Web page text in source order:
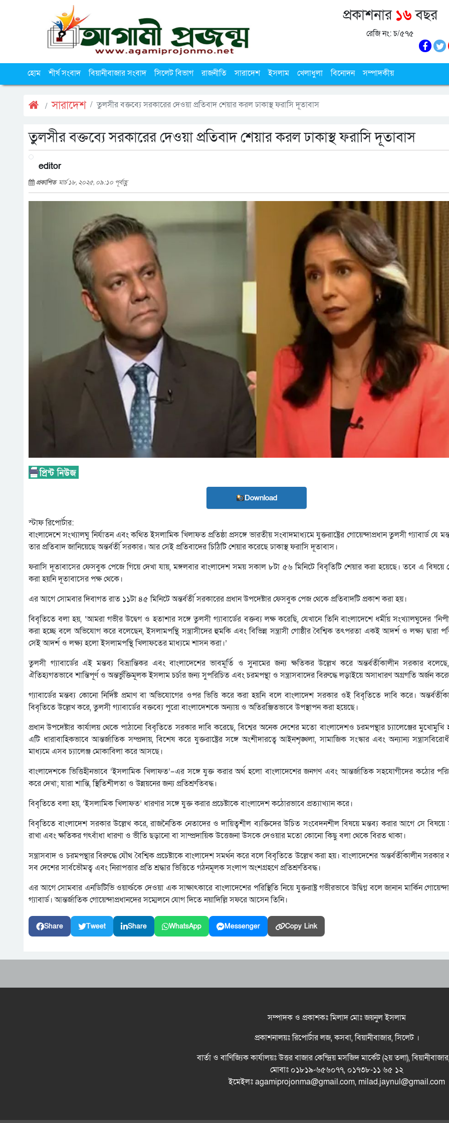
প্রকাশনার ১৬বছর
রেজি নং: চ/৫৭৫
হোম শীর্ষ সংবাদ বিয়ানীবাজার সংবাদ সিলেট বিভাগ রাজনীতি সারাদেশ ইসলাম খেলাধুলা বিনোদন সম্পাদকীয়
সারাদেশ তুলসীর বক্তব্যে সরকারের দেওয়া প্রতিবাদ শেয়ার করল ঢাকাস্থ ফরাসি দূতাবাস
তুলসীর বক্তব্যে সরকারের দেওয়া প্রতিবাদ শেয়ার করল ঢাকাস্থ ফরাসি দূতাবাস
editor
প্রকাশিত মার্চ ১৮, ২০২৫, ০৯:১০ পূর্বাহ্ণ
Download
স্টাফ রিপোর্টার:
বাংলাদেশে সংখ্যালঘু নির্যাতন এবং কথিত ইসলামিক খিলাফত প্রতিষ্ঠা প্রসঙ্গে ভারতীয় সংবাদমাধ্যমে যুক্তরাষ্ট্রের গোয়েন্দাপ্রধান তুলসী গ্যাবার্ড যে
তার প্রতিবাদ জানিয়েছে অন্তর্বর্তী সরকার। আর সেই প্রতিবাদের চিঠিটি শেয়ার করেছে ঢাকাস্থ ফরাসি দূতাবাস।
ফরাসি দূতাবাসের ফেসবুক পেজে গিয়ে দেখা যায়, মঙ্গলবার বাংলাদেশ সময় সকাল ৮টা ৫৬ মিনিটে বিবৃতিটি শেয়ার করা হয়েছে। তবে এ বিষয়ে
করা হয়নি দূতাবাসের পক্ষ থেকে।
এর আগে সোমবার দিবাগত রাত ১১টা ৪৫ মিনিটে অন্তর্বর্তী সরকারের প্রধান উপদেষ্টার ফেসবুক পেজ থেকে প্রতিবাদটি প্রকাশ করা হয়।
বিবৃতিতে বলা হয়, ‘আমরা গভীর উদ্বেগ ও হতাশার সঙ্গে তুলসী গ্যাবার্ডের বক্তব্য লক্ষ করেছি, যেখানে তিনি বাংলাদেশে ধর্মীয় সংখ্যালঘুদের
করা হচ্ছে বলে অভিযোগ করে বলেছেন, ইসলামপন্থি সন্ত্রাসীদের হুমকি এবং বিভিন্ন সন্ত্রাসী গোষ্ঠীর বৈশ্বিক তৎপরতা একই আদর্শ ও লক্ষ্য দ্বারা
সেই আদর্শ ও লক্ষ্য হলো ইসলামপন্থি খিলাফতের মাধ্যমে শাসন করা।’
তুলসী গ্যাবার্ডের এই মন্তব্য বিভ্রান্তিকর এবং বাংলাদেশের ভাবমূর্তি ও সুনামের জন্য ক্ষতিকর উল্লেখ করে অন্তর্বর্তীকালীন সরকার
ঐতিহ্যগতভাবে শান্তিপূর্ণ ও অন্তর্ভুক্তিমূলক ইসলাম চর্চার জন্য সুপরিচিত এবং চরমপন্থা ও সন্ত্রাসবাদের বিরুদ্ধে লড়াইয়ে অসাধারণ অগ্রগতি অর্জন
গ্যাবার্ডের মন্তব্য কোনো নির্দিষ্ট প্রমাণ বা অভিযোগের ওপর ভিত্তি করে করা হয়নি বলে বাংলাদেশ সরকার ওই বিবৃতিতে দাবি করে।
বিবৃতিতে উল্লেখ করে, তুলসী গ্যাবার্ডের বক্তব্যে পুরো বাংলাদেশকে অন্যায় ও অতিরঞ্জিতভাবে উপস্থাপন করা হয়েছে।
প্রধান উপদেষ্টার কার্যালয় থেকে পাঠানো বিবৃতিতে সরকার দাবি করেছে, বিশ্বের অনেক দেশের মতো বাংলাদেশও চরমপন্থার চ্যালেঞ্জের
এটি ধারাবাহিকভাবে আন্তর্জাতিক সম্প্রদায়, বিশেষ করে যুক্তরাষ্ট্রের সঙ্গে অংশীদারত্বে আইনশৃঙ্খলা, সামাজিক সংস্কার এবং অন্যান্য
মাধ্যমে এসব চ্যালেঞ্জ মোকাবিলা করে আসছে।
বাংলাদেশকে ভিত্তিহীনভাবে ‘ইসলামিক খিলাফত’–এর সঙ্গে যুক্ত করার অর্থ হলো বাংলাদেশের জনগণ এবং আন্তর্জাতিক সহযোগীদের কঠোর
করে দেখা; যারা শান্তি, স্থিতিশীলতা ও উন্নয়নের জন্য প্রতিশ্রুতিবদ্ধ।
বিবৃতিতে বলা হয়, ‘ইসলামিক খিলাফত’ ধারণার সঙ্গে যুক্ত করার প্রচেষ্টাকে বাংলাদেশ কঠোরভাবে প্রত্যাখ্যান করে।
বিবৃতিতে বাংলাদেশ সরকার উল্লেখ করে, রাজনৈতিক নেতাদের ও দায়িত্বশীল ব্যক্তিদের উচিত সংবেদনশীল বিষয়ে মন্তব্য করার আগে সে বিষয়ে
রাখা এবং ক্ষতিকর গৎবাঁধা ধারণা ও ভীতি ছড়ানো বা সাম্প্রদায়িক উত্তেজনা উসকে দেওয়ার মতো কোনো কিছু বলা থেকে বিরত থাকা।
সন্ত্রাসবাদ ও চরমপন্থার বিরুদ্ধে যৌথ বৈশ্বিক প্রচেষ্টাকে বাংলাদেশ সমর্থন করে বলে বিবৃতিতে উল্লেখ করা হয়। বাংলাদেশের অন্তর্বর্তীকালীন সরকার
সব দেশের সার্বভৌমত্ব এবং নিরাপত্তার প্রতি শ্রদ্ধার ভিত্তিতে গঠনমূলক সংলাপ অংশগ্রহণে প্রতিশ্রুতিবদ্ধ।
এর আগে সোমবার এনডিটিভি ওয়ার্ল্ডকে দেওয়া এক সাক্ষাৎকারে বাংলাদেশের পরিস্থিতি নিয়ে যুক্তরাষ্ট্র গভীরভাবে উদ্বিগ্ন বলে জানান মার্কিন
গ্যাবার্ড। আন্তর্জাতিক গোয়েন্দাপ্রধানদের সম্মেলনে যোগ দিতে নয়াদিল্লি সফরে আসেন তিনি।
Share Tweet Share WhatsApp Messenger Copy Link
সম্পাদক ও প্রকাশকঃ মিলাদ মোঃ জয়নুল ইসলাম
প্রকাশনালয়ঃ রিপোর্টার লজ, কসবা, বিয়ানীবাজার, সিলেট ।
বার্তা ও বাণিজ্যিক কার্যালয়ঃ উত্তর বাজার কেন্দ্রিয় মসজিদ মার্কেট (২য় তলা),
মোবাঃ ০১৮১৯-৬৫৬০৭৭, ০১৭৩৮-১১ ৬৫ ১২
ইমেইলঃ agamiprojonma@gmail.com, milad.jaynul@gmail.com